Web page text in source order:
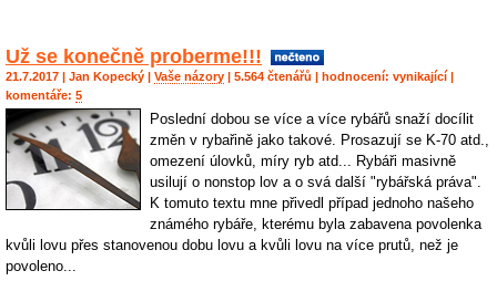
Už se konečně proberme!!!
21.7.2017 | Jan Kopecký | Vaše názory | 5.564 čtenářů | hodnocení: vynikající |
komentáře: 5
Poslední dobou se více a více rybářů snaží docílit
změn v rybařině jako takové. Prosazují se K-70 atd.,
omezení úlovků, míry ryb atd... Rybáři masivně
usilují o nonstop lov a o svá další "rybářská práva".
K tomuto textu mne přivedl případ jednoho našeho
známého rybáře, kterému byla zabavena povolenka
kvůli lovu přes stanovenou dobu lovu a kvůli lovu na více prutů, než je
povoleno...